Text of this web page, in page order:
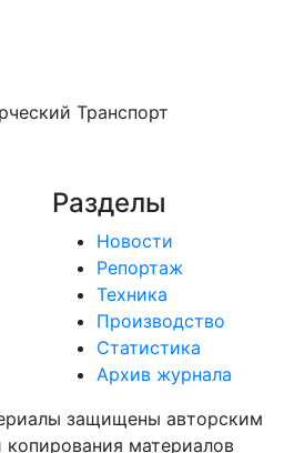
Транспорт
Разделы
Новости
Репортаж
Техника
Производство
Статистика
Архив журнала
защищены авторским
материалов